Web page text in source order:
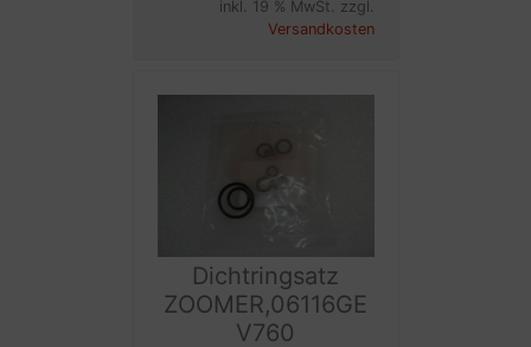
inkl. 19 % MwSt. zzgl.
Versandkosten
Dichtringsatz
ZOOMER,06116GE
V760